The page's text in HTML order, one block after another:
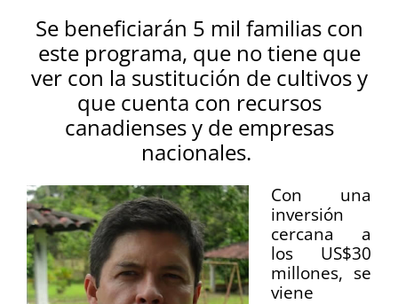
Se beneficiarán 5 mil familias con
este programa, que no tiene que
ver con la sustitución de cultivos y
que cuenta con recursos
canadienses y de empresas
nacionales.
Con una
inversión
cercana a
los US$30
millones, se
viene